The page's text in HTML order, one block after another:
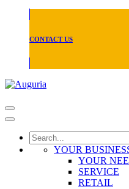
CONTACT US
YOUR
YOUR
SERVICE
RETAIL